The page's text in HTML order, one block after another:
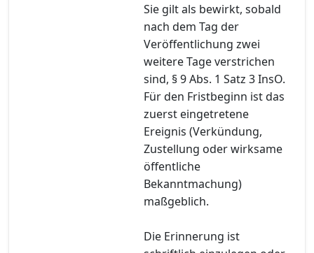
Sie gilt als bewirkt, sobald
nach dem Tag der
Veröffentlichung zwei
weitere Tage verstrichen
sind, § 9 Abs. 1 Satz 3 InsO.
Für den Fristbeginn ist das
zuerst eingetretene
Ereignis (Verkündung,
Zustellung oder wirksame
öffentliche
Bekanntmachung)
maßgeblich.
Die Erinnerung ist